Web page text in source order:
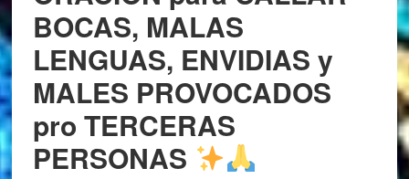
BOCAS, MALAS
LENGUAS, ENVIDIAS y
MALES PROVOCADOS
pro TERCERAS
PERSONAS